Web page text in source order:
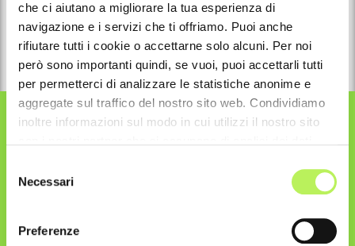
che ci aiutano a migliorare la tua esperienza di
navigazione e i servizi che ti offriamo. Puoi anche
rifiutare tutti i cookie o accettarne solo alcuni. Per noi
però sono importanti quindi, se vuoi, puoi accettarli tutti
per permetterci di analizzare le statistiche anonime e
aggregate sul traffico del nostro sito web. Condividiamo
inoltre informazioni sul modo in cui utilizzi il nostro sito
combinarle con altre informazioni che hai fornito loro o
delNecessari
Preferenze
Auto ufficiale